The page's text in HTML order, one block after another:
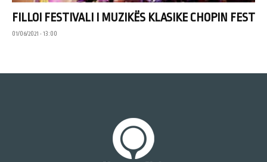
FILLOI FESTIVALI I MUZIKËS KLASIKE CHOPIN FEST
01/06/2021 • 13:00